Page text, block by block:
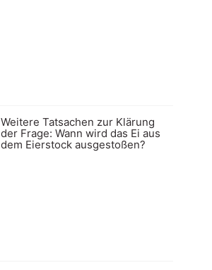
Weitere Tatsachen zur Klärung
der Frage: Wann wird das Ei aus
dem Eierstock ausgestoßen?